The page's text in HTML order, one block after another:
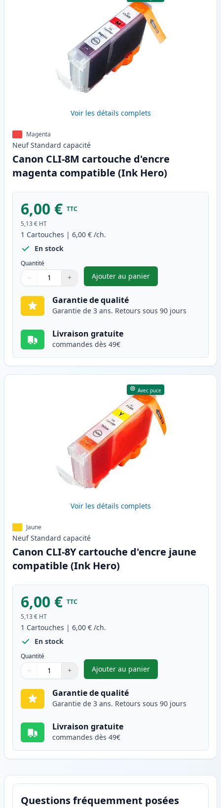
Voir les détails complets
Magenta
Neuf Standard capacité
Canon CLI-8M cartouche d'encre
magenta compatible (Ink Hero)
6,00 € TTC
5,13 € HT
1 Cartouches | 6,00 € /ch.
En stock
Quantité
Quantité
Utilisez les boutons pour ajuster
− +
Quantité
Ajouter au panier
,Canon CLI-8M cartouche
Garantie de qualité
Garantie de 3 ans. Retours sous 90 jours
Livraison gratuite
commandes dès 49€
Avec puce
Voir les détails complets
Jaune
Neuf Standard capacité
Canon CLI-8Y cartouche d'encre jaune
compatible (Ink Hero)
6,00 € TTC
5,13 € HT
1 Cartouches | 6,00 € /ch.
En stock
Quantité
Quantité
Utilisez les boutons pour ajuster
− +
Quantité
Ajouter au panier
,Canon CLI-8Y cartouche
Garantie de qualité
Garantie de 3 ans. Retours sous 90 jours
Livraison gratuite
commandes dès 49€
Questions fréquemment posées